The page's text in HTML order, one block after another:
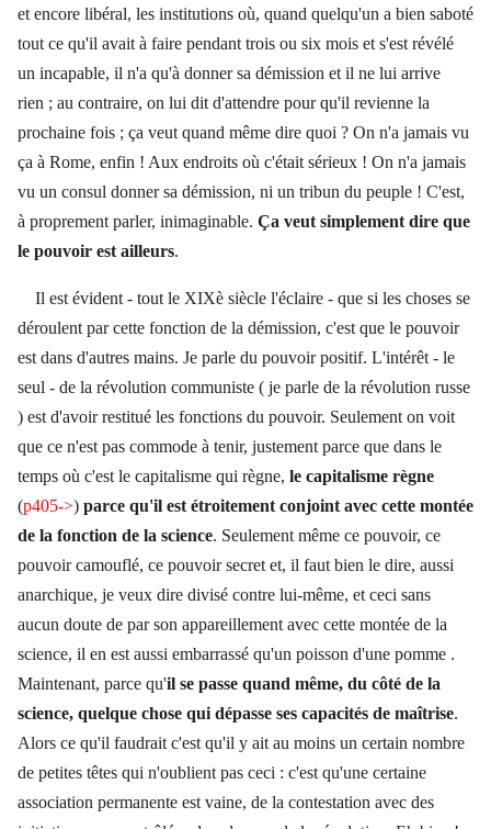
et encore libéral, les institutions où, quand quelqu'un a bien saboté
tout ce qu'il avait à faire pendant trois ou six mois et s'est révélé
un incapable, il n'a qu'à donner sa démission et il ne lui arrive
rien ; au contraire, on lui dit d'attendre pour qu'il revienne la
prochaine fois ; ça veut quand même dire quoi ? On n'a jamais vu
ça à Rome, enfin ! Aux endroits où c'était sérieux ! On n'a jamais
vu un consul donner sa démission, ni un tribun du peuple ! C'est,
à proprement parler, inimaginable. Ça veut simplement dire que
le pouvoir est ailleurs.
Il est évident - tout le XIXè siècle l'éclaire - que si les choses se
déroulent par cette fonction de la démission, c'est que le pouvoir
est dans d'autres mains. Je parle du pouvoir positif. L'intérêt - le
seul - de la révolution communiste ( je parle de la révolution russe
) est d'avoir restitué les fonctions du pouvoir. Seulement on voit
que ce n'est pas commode à tenir, justement parce que dans le
temps où c'est le capitalisme qui règne, le capitalisme règne
(p405->) parce qu'il est étroitement conjoint avec cette montée
de la fonction de la science. Seulement même ce pouvoir, ce
pouvoir camouflé, ce pouvoir secret et, il faut bien le dire, aussi
anarchique, je veux dire divisé contre lui-même, et ceci sans
aucun doute de par son appareillement avec cette montée de la
science, il en est aussi embarrassé qu'un poisson d'une pomme .
Maintenant, parce qu'il se passe quand même, du côté de la
science, quelque chose qui dépasse ses capacités de maîtrise.
Alors ce qu'il faudrait c'est qu'il y ait au moins un certain nombre
de petites têtes qui n'oublient pas ceci : c'est qu'une certaine
association permanente est vaine, de la contestation avec des